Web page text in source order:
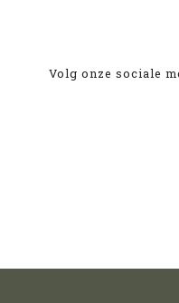
Volg onze sociale